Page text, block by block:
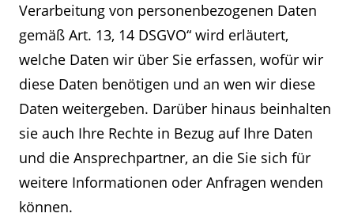
Verarbeitung von personenbezogenen Daten
gemäß Art. 13, 14 DSGVO“ wird erläutert,
welche Daten wir über Sie erfassen, wofür wir
diese Daten benötigen und an wen wir diese
Daten weitergeben. Darüber hinaus beinhalten
sie auch Ihre Rechte in Bezug auf Ihre Daten
und die Ansprechpartner, an die Sie sich für
weitere Informationen oder Anfragen wenden
können.